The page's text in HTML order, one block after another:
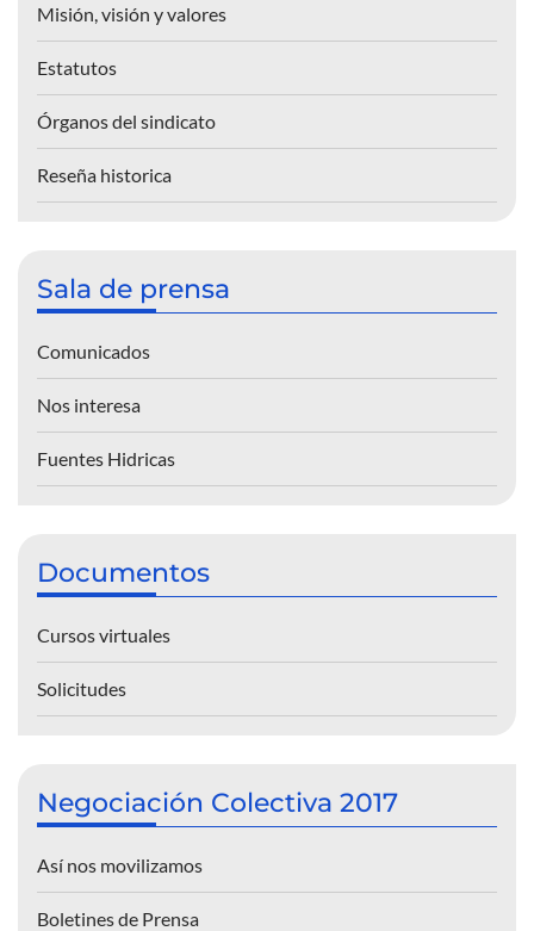
Misión, visión y valores
Estatutos
Órganos del sindicato
Reseña historica
Sala de prensa
Comunicados
Nos interesa
Fuentes Hidricas
Documentos
Cursos virtuales
Solicitudes
Negociación Colectiva 2017
Así nos movilizamos
Boletines de Prensa